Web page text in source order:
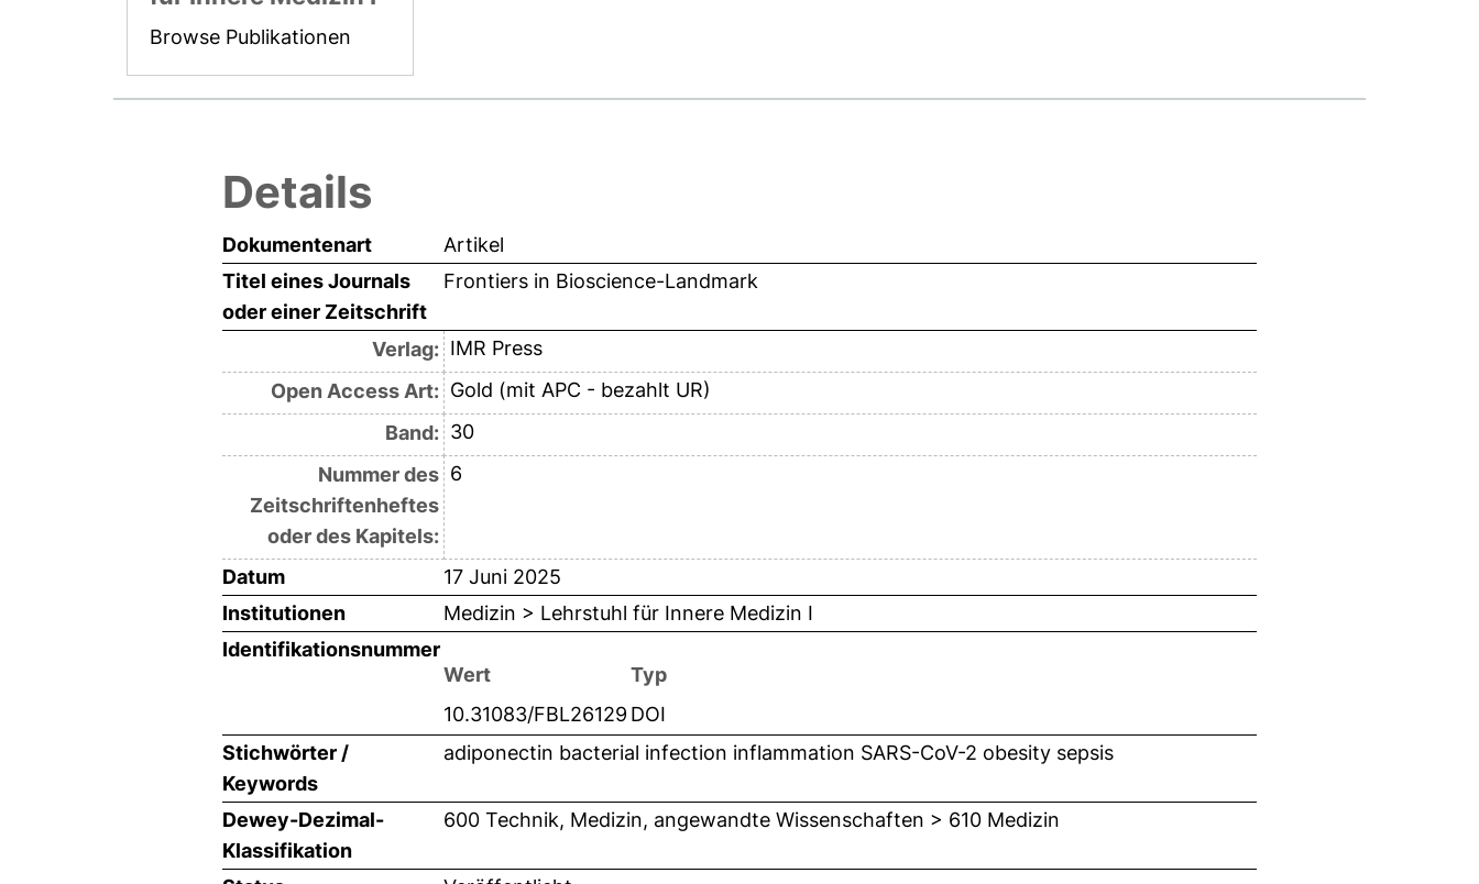
Browse Publikationen
Details
Dokumentenart
Artikel
Titel eines Journals
oder einer Zeitschrift
Frontiers in Bioscience-Landmark
Verlag: IMR Press
Open Access Art: Gold (mit APC - bezahlt UR)
Band: 30
Nummer des
Zeitschriftenheftes
oder des Kapitels:
6
Datum
17 Juni 2025
Institutionen
Medizin > Lehrstuhl für Innere Medizin I
Identifikationsnummer
Wert
Typ
10.31083/FBL26129 DOI
Stichwörter /
Keywords
adiponectin bacterial infection inflammation SARS-CoV-2 obesity sepsis
Dewey-Dezimal-
Klassifikation
600 Technik, Medizin, angewandte Wissenschaften > 610 Medizin